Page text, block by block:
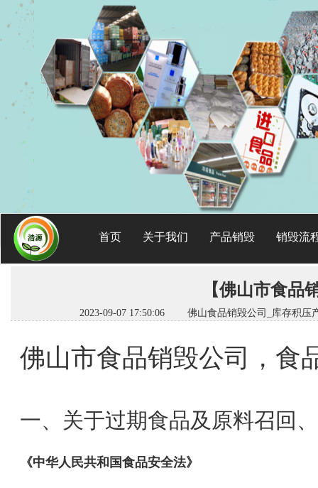
首页 关于我们 产品销毁 销毁流
【佛山市食品
2023-09-07 17:50:06 佛山食品销毁公司_库存积
佛山市食品销毁公司，食
一、关于过期食品及原料召回
《中华人民共和国食品安全法》